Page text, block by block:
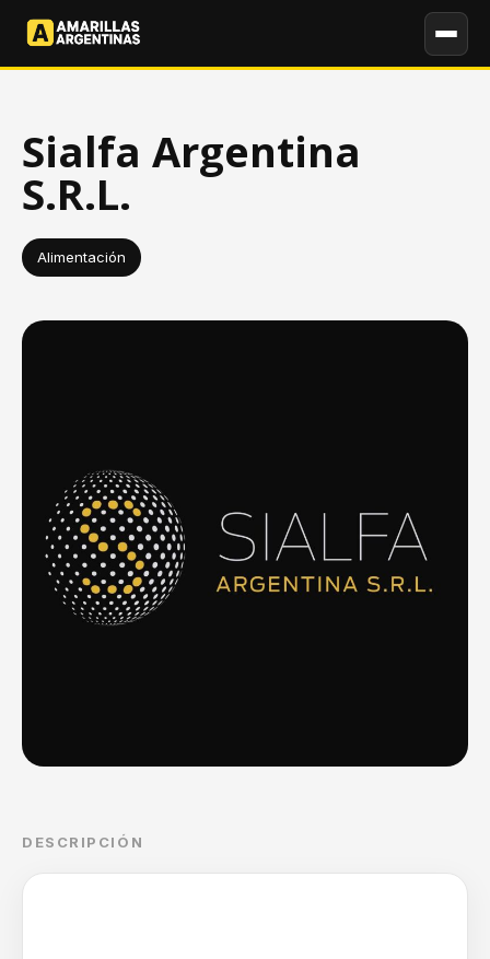
Sialfa Argentina
S.R.L.
Alimentación
DESCRIPCIÓN